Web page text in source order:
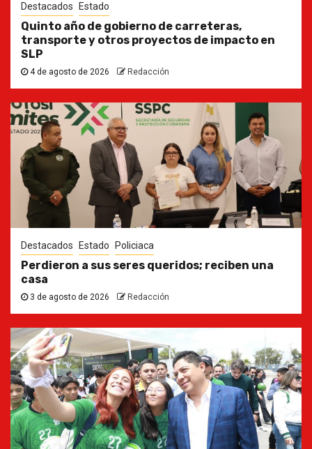
Destacados Estado
Quinto año de gobierno de carreteras,
transporte y otros proyectos de impacto en
SLP
4 de agosto de 2026 Redacción
Destacados Estado Policiaca
Perdieron a sus seres queridos; reciben una
casa
3 de agosto de 2026 Redacción